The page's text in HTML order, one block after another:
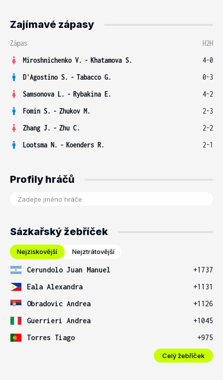
Zajímavé zápasy
Zápas
H2H
Miroshnichenko V. - Khatamova S.
4-0
D'Agostino S. - Tabacco G.
0-3
Samsonova L. - Rybakina E.
4-2
Fomin S. - Zhukov M.
2-3
Zhang J. - Zhu C.
2-2
Lootsma N. - Koenders R. 2-1
Profily hráčů
Sázkařský žebříček
Nejziskovější Nejztrátovější
Cerundolo Juan Manuel
+1737
Eala Alexandra
+1131
Obradovic Andrea
+1126
Guerrieri Andrea
+1045
Torres Tiago
+975
Celý žebříček